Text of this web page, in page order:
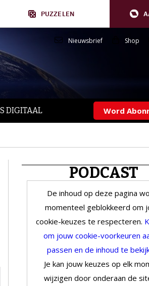
PUZZELEN
Nieuwsbrief Shop
DIGITAAL Word
PODCAST
De inhoud op deze pagina
momenteel geblokkeerd om
cookie-keuzes te respecteren.
om jouw cookie-voorkeuren
passen en de inhoud te
Je kan jouw keuzes op elk
wijzigen door onderaan de